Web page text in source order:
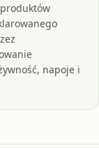
napoje i